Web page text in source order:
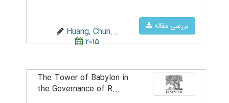
بررسی مقاله
Huang, Chun...
2015
The Tower of Babylon in
the Governance of R...